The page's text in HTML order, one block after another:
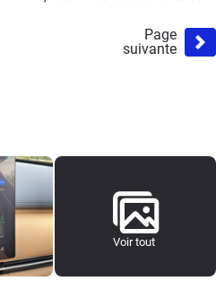
Page
suivante
Voir tout